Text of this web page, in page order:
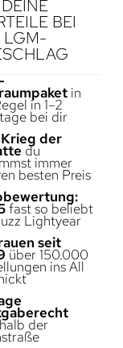
DEINE
BEI
LGM-
in
in 1–2
bei dir
der
du
immer
besten Preis
fast so beliebt
Lightyear
seit
über 150.000
ins All
der